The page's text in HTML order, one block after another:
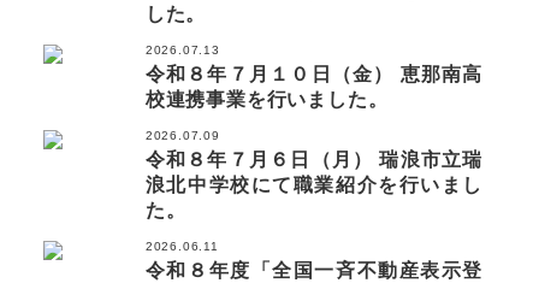
した。
2026.07.13
令和８年７月１０日（金） 恵那南高
校連携事業を行いました。
2026.07.09
令和８年７月６日（月） 瑞浪市立瑞
浪北中学校にて職業紹介を行いまし
た。
2026.06.11
令和８年度「全国一斉不動産表示登